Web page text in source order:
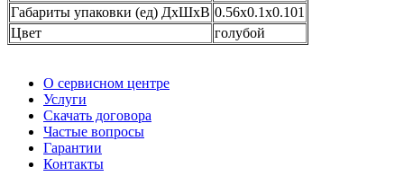
Габариты упаковки (ед) ДхШхВ 0.56x0.1x0.101
Цвет
голубой
О сервисном центре
Услуги
Скачать договора
Частые вопросы
Гарантии
Контакты